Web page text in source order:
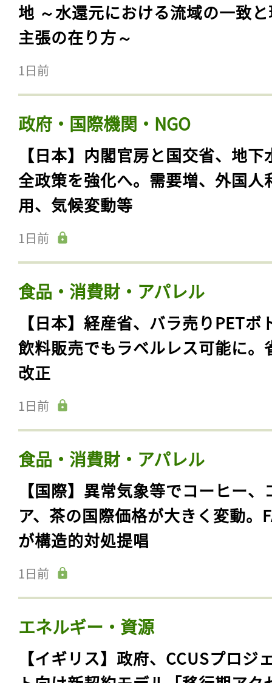
地 ～水還元における流域の一致
主張の在り方～
1日前
政府・国際機関・NGO
【日本】内閣官房と国交省、地下
全政策を強化へ。需要増、外国人
用、気候変動等
1日前
食品・消費財・アパレル
【日本】経産省、バラ売りPETボ
飲料販売でもラベルレス可能に。
改正
1日前
食品・消費財・アパレル
【国際】異常気象等でコーヒー、
ア、茶の国際価格が大きく変動。
が構造的対処提唱
1日前
エネルギー・資源
【イギリス】政府、CCUSプロジ